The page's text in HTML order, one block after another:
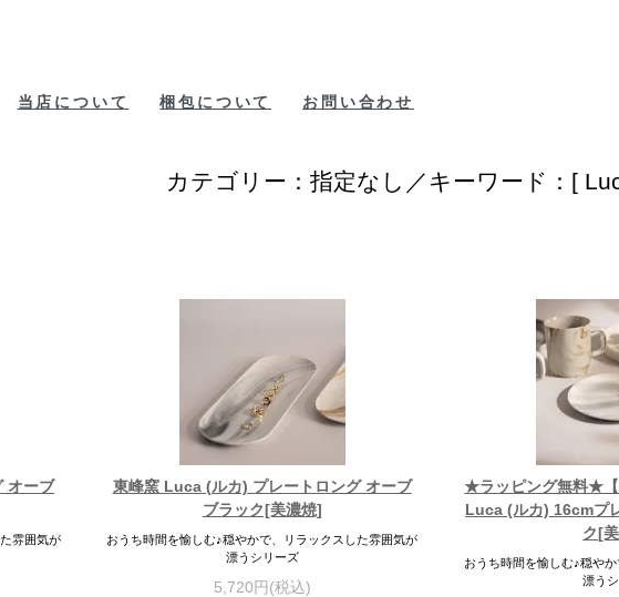
当店について 梱包について お問い合わせ
カテゴリー：指定なし／キーワード：[
オーブ
雰囲気が
東峰窯 Luca (ルカ) プレートロング オーブ
ブラック[美濃焼]
おうち時間を愉しむ♪穏やかで、リラックスした雰囲気が
漂うシリーズ
5,720円(税込)
★ラッピング無料★【
Luca (ルカ) 16cmプ
ク[
おうち時間を愉しむ♪穏や
漂う